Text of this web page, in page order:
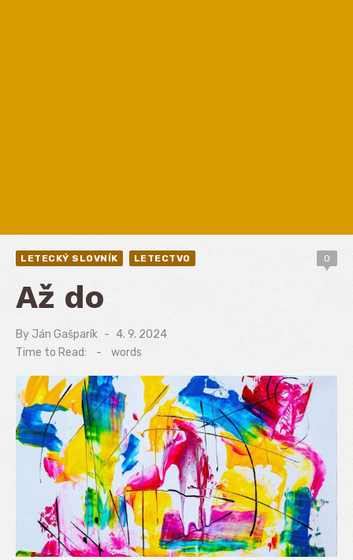
LETECKÝ SLOVNÍK LETECTVO 0
Až do
By Ján Gašparík
Posted
on
4. 9. 2024
Time to Read:
- words